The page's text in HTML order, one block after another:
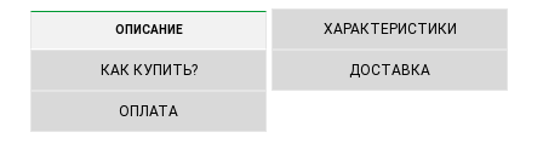
ОПИСАНИЕ ХАРАКТЕРИСТИКИ
КАК КУПИТЬ? ДОСТАВКА
ОПЛАТА